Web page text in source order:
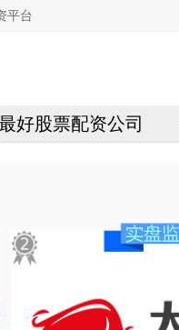
平台
好股票配资公司